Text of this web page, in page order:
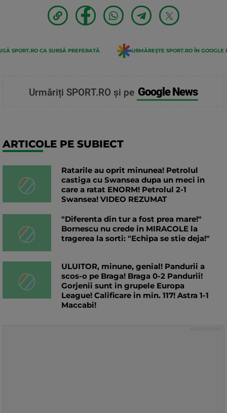
SPORT.RO CA SURSĂ PREFERATĂ URMĂREȘTE SPORT.RO ÎN GOOGLE
Urmăriți SPORT.RO și pe Google News
ARTICOLE PE SUBIECT
Ratarile au oprit minunea! Petrolul
castiga cu Swansea dupa un meci in
care a ratat ENORM! Petrolul 2-1
Swansea! VIDEO REZUMAT
"Diferenta din tur a fost prea mare!"
Bornescu nu crede in MIRACOLE la
tragerea la sorti: "Echipa se stie deja!"
ULUITOR, minune, genial! Pandurii a
scos-o pe Braga! Braga 0-2 Pandurii!
Gorjenii sunt in grupele Europa
League! Calificare in min. 117! Astra 1-1
Maccabi!